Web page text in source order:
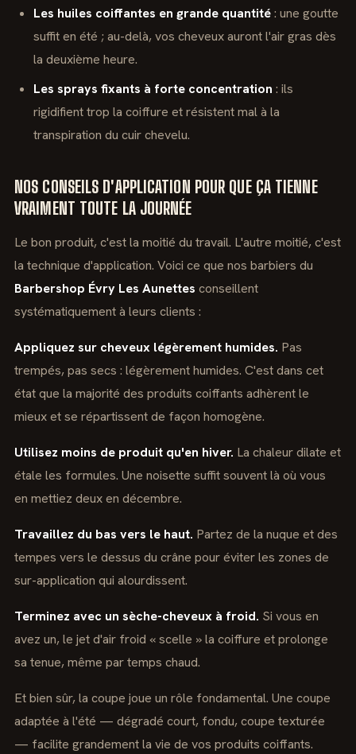
Les huiles coiffantes en grande quantité: une goutte
suffit en été ; au-delà, vos cheveux auront l'air gras dès
la deuxième heure.
Les sprays fixants à forte concentration : ils
rigidifient trop la coiffure et résistent mal à la
transpiration du cuir chevelu.
NOS CONSEILS D'APPLICATION POUR QUE ÇA TIENNE
VRAIMENT TOUTE LA JOURNÉE
Le bon produit, c'est la moitié du travail. L'autre moitié, c'est
la technique d'application. Voici ce que nos barbiers du
Barbershop Évry Les Aunettes conseillent
systématiquement à leurs clients :
Appliquez sur cheveux légèrement humides. Pas
trempés, pas secs : légèrement humides. C'est dans cet
état que la majorité des produits coiffants adhèrent le
mieux et se répartissent de façon homogène.
Utilisez moins de produit qu'en hiver. La chaleur dilate et
étale les formules. Une noisette suffit souvent là où vous
en mettiez deux en décembre.
Travaillez du bas vers le haut. Partez de la nuque et des
tempes vers le dessus du crâne pour éviter les zones de
sur-application qui alourdissent.
Terminez avec un sèche-cheveux à froid. Si vous en
avez un, le jet d'air froid « scelle » la coiffure et prolonge
sa tenue, même par temps chaud.
Et bien sûr, la coupe joue un rôle fondamental. Une coupe
adaptée à l'été — dégradé court, fondu, coupe texturée
— facilite grandement la vie de vos produits coiffants.